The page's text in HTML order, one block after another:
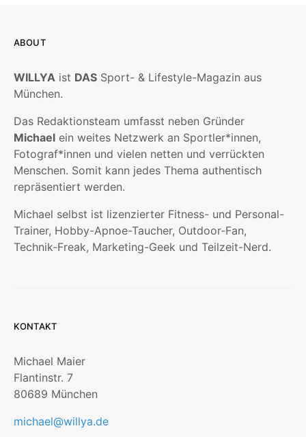
ABOUT
WILLYA ist DAS Sport- & Lifestyle-Magazin aus
München.
Das Redaktionsteam umfasst neben Gründer
Michael ein weites Netzwerk an Sportler*innen,
Fotograf*innen und vielen netten und verrückten
Menschen. Somit kann jedes Thema authentisch
repräsentiert werden.
Michael selbst ist lizenzierter Fitness- und Personal-
Trainer, Hobby-Apnoe-Taucher, Outdoor-Fan,
Technik-Freak, Marketing-Geek und Teilzeit-Nerd.
KONTAKT
Michael Maier
Flantinstr. 7
80689 München
michael@willya.de